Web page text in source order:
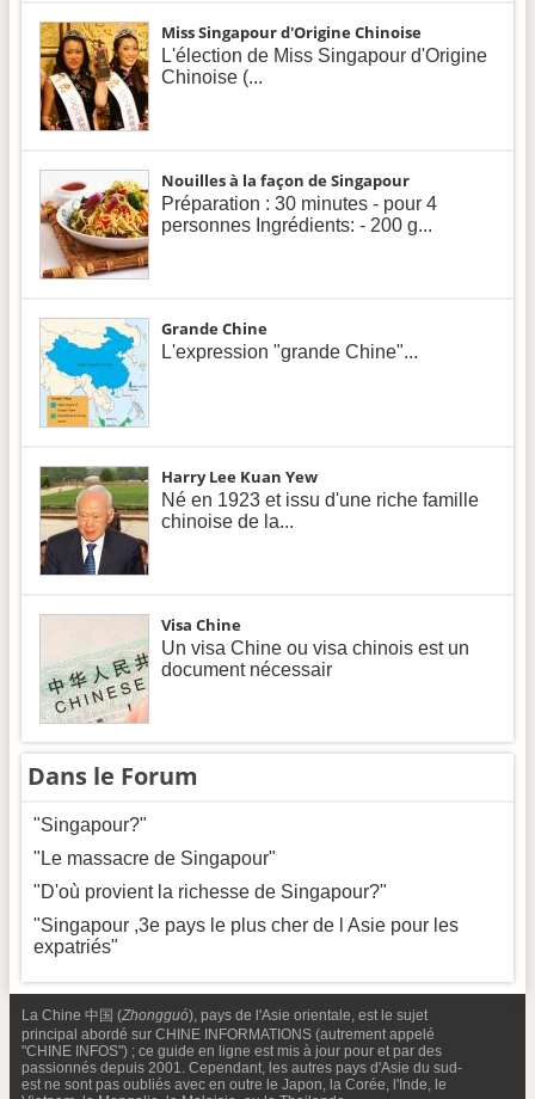
Miss Singapour d'Origine Chinoise
L'élection de Miss Singapour d'Origine
Chinoise (...
Nouilles à la façon de Singapour
Préparation : 30 minutes - pour 4
personnes Ingrédients: - 200 g...
Grande Chine
L'expression "grande Chine"...
Harry Lee Kuan Yew
Né en 1923 et issu d'une riche famille
chinoise de la...
Visa Chine
Un visa Chine ou visa chinois est un
document nécessair
Dans le Forum
"Singapour?"
"Le massacre de Singapour"
"D'où provient la richesse de Singapour?"
"Singapour ,3e pays le plus cher de l Asie pour les
expatriés"
La Chine 中国 (Zhongguó), pays de l'Asie orientale, est le sujet
principal abordé sur CHINE INFORMATIONS (autrement appelé
"CHINE INFOS") ; ce guide en ligne est mis à jour pour et par des
passionnés depuis 2001. Cependant, les autres pays d'Asie du sud-
est ne sont pas oubliés avec en outre le Japon, la Corée, l'Inde, le